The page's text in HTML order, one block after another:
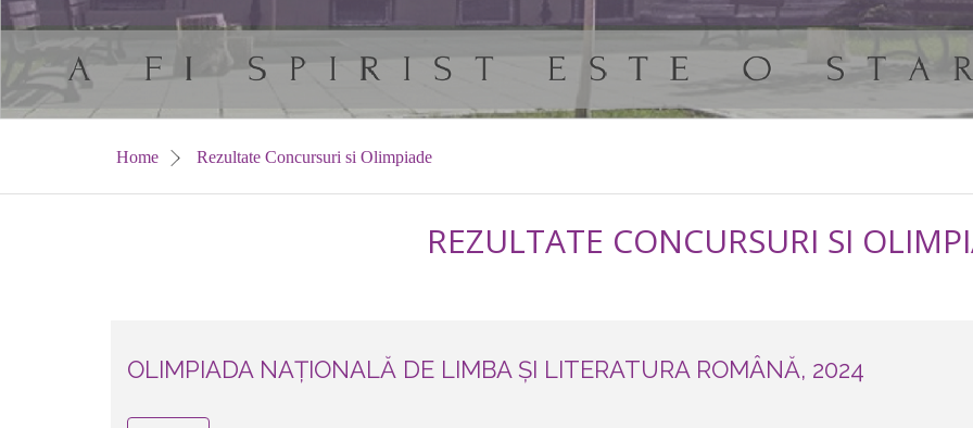
Home Rezultate Concursuri si Olimpiade
REZULTATE CONCURSURI SI
OLIMPIADA NAȚIONALĂ DE LIMBA ȘI LITERATURA ROMÂNĂ, 2024